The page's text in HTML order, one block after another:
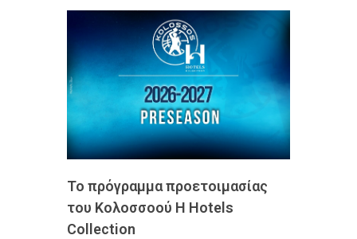
Το πρόγραμμα προετοιμασίας
του Κολοσσoού H Hotels
Collection